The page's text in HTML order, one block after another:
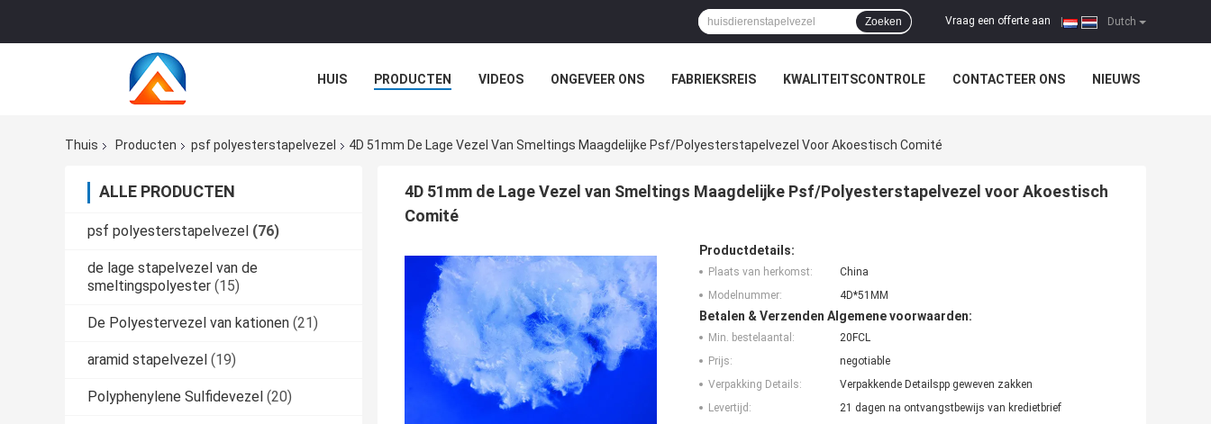
Dutch
Vraag een offerte aan
Zoeken
HUIS PRODUCTEN VIDEOS ONGEVEER ONS FABRIEKSREIS KWALITEITSCONTROLE CONTACTEER ONS NIEUWS
Thuis
Producten psf polyesterstapelvezel 4D 51mm De Lage Vezel Van Smeltings Maagdelijke Psf/Polyesterstapelvezel Voor Akoestisch Comité
ALLE PRODUCTEN
psf polyesterstapelvezel (76)
de lage stapelvezel van de
smeltingspolyester (15)
De Polyestervezel van kationen (21)
aramid stapelvezel (19)
Polyphenylene Sulfidevezel (20)
4D 51mm de Lage Vezel van Smeltings Maagdelijke Psf/Polyesterstapelvezel voor Akoestisch
Comité
Productdetails:
Plaats van herkomst:
China
Modelnummer:
4D*51MM
Betalen & Verzenden Algemene voorwaarden:
Min. bestelaantal:
20FCL
Prijs:
negotiable
Verpakking Details:
Verpakkende Detailspp geweven zakken
Levertijd:
21 dagen na ontvangstbewijs van kredietbrief